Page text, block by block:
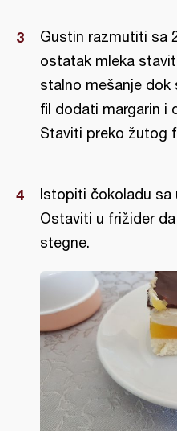
Gustin razmutiti sa
ostatak mleka
stalno mešanje dok
fil dodati margarin i
Staviti preko žutog
Istopiti čokoladu sa
Ostaviti u frižider
stegne.